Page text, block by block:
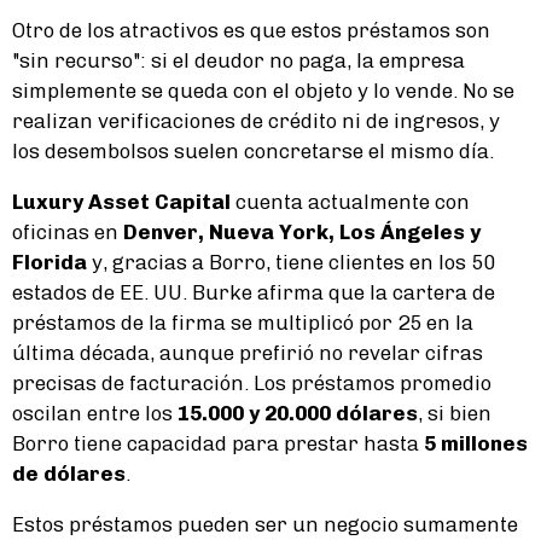
Otro de los atractivos es que estos préstamos son
"sin recurso": si el deudor no paga, la empresa
simplemente se queda con el objeto y lo vende. No se
realizan verificaciones de crédito ni de ingresos, y
los desembolsos suelen concretarse el mismo día.
Luxury Asset Capital cuenta actualmente con
oficinas en Denver, Nueva York, Los Ángeles y
Florida y, gracias a Borro, tiene clientes en los 50
estados de EE. UU. Burke afirma que la cartera de
préstamos de la firma se multiplicó por 25 en la
última década, aunque prefirió no revelar cifras
precisas de facturación. Los préstamos promedio
oscilan entre los 15.000 y 20.000 dólares, si bien
Borro tiene capacidad para prestar hasta 5 millones
de dólares
Estos préstamos pueden ser un negocio sumamente